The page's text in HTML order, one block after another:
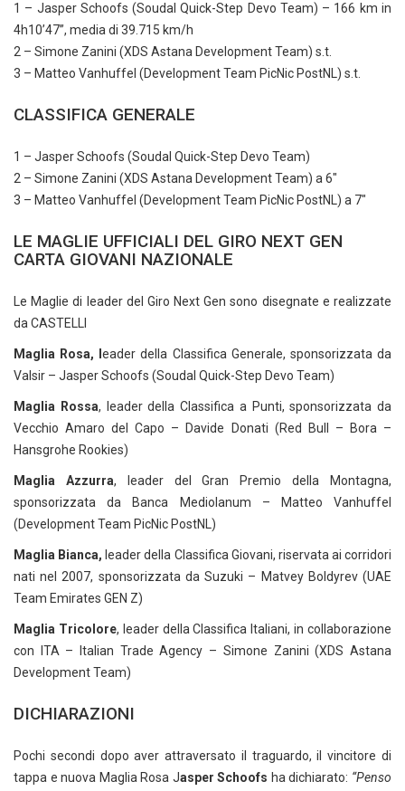
1 – Jasper Schoofs (Soudal Quick-Step Devo Team) – 166 km in
4h10’47”, media di 39.715 km/h
2 – Simone Zanini (XDS Astana Development Team) s.t.
3 – Matteo Vanhuffel (Development Team PicNic PostNL) s.t.
CLASSIFICA GENERALE
1 – Jasper Schoofs (Soudal Quick-Step Devo Team)
2 – Simone Zanini (XDS Astana Development Team) a 6″
3 – Matteo Vanhuffel (Development Team PicNic PostNL) a 7″
LE MAGLIE UFFICIALI DEL GIRO NEXT GEN
CARTA GIOVANI NAZIONALE
Le Maglie di leader del Giro Next Gen sono disegnate e realizzate
da CASTELLI
Maglia Rosa, leader della Classifica Generale, sponsorizzata da
Valsir – Jasper Schoofs (Soudal Quick-Step Devo Team)
Maglia Rossa, leader della Classifica a Punti, sponsorizzata da
Vecchio Amaro del Capo – Davide Donati (Red Bull – Bora –
Hansgrohe Rookies)
Maglia Azzurra, leader del Gran Premio della Montagna,
sponsorizzata da Banca Mediolanum – Matteo Vanhuffel
(Development Team PicNic PostNL)
Maglia Bianca, leader della Classifica Giovani, riservata ai corridori
nati nel 2007, sponsorizzata da Suzuki – Matvey Boldyrev (UAE
Team Emirates GEN Z)
Maglia Tricolore, leader della Classifica Italiani, in collaborazione
con ITA – Italian Trade Agency – Simone Zanini (XDS Astana
Development Team)
DICHIARAZIONI
Pochi secondi dopo aver attraversato il traguardo, il vincitore di
tappa e nuova Maglia Rosa Jasper Schoofs ha dichiarato: “Penso